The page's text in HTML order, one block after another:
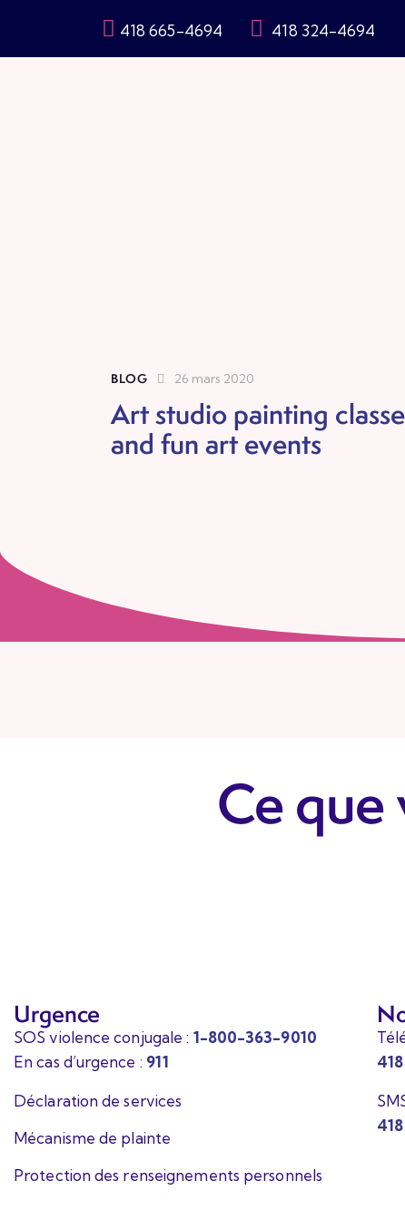
418 665-4694 418 324-4694
BLOG 26 mars 2020
Art studio painting
and fun art events
Ce que
Urgence
SOS violence conjugale : 1-800-363-9010
En cas d’urgence : 911
Déclaration de services
Mécanisme de plainte
Protection des renseignements personnels